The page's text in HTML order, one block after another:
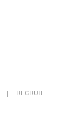
RECRUIT